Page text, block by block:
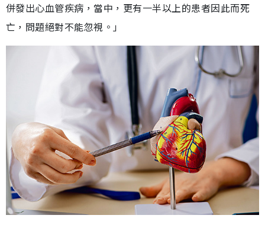
併發出心血管疾病，當中，更有一半以上的患者因此而死
亡，問題絕對不能忽視。」